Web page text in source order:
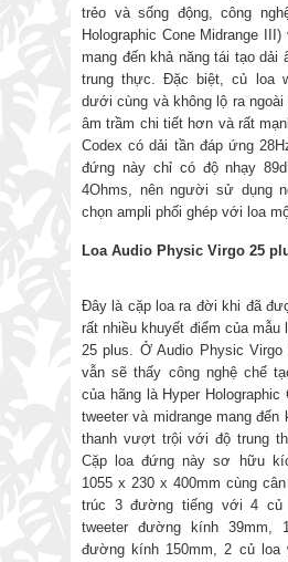
trẻo và sống động, công
Holographic Cone Midrange
mang đến khả năng tái tạo dải
trung thực. Đặc biệt, củ loa
dưới cùng và không lộ ra ngoài
âm trầm chi tiết hơn và rất
Codex có dải tần đáp ứng
đứng này chỉ có độ nhạy
4Ohms, nên người sử dụng
chọn ampli phối ghép với loa
Loa Audio Physic Virgo 25
Đây là cặp loa ra đời khi đã
rất nhiều khuyết điểm của mẫu
25 plus. Ở Audio Physic
vẫn sẽ thấy công nghệ chế
của hãng là Hyper
tweeter và midrange mang đến
thanh vượt trội với độ trung
Cặp loa đứng này sơ hữu
1055 x 230 x 400mm cùng
trúc 3 đường tiếng với 4 củ
tweeter đường kính 39mm,
đường kính 150mm, 2 củ loa